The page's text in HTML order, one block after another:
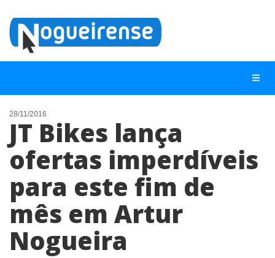
NOTÍCIAS
LISTA DIGITAL
QUEM SOMOS
CONTATO
ANUNCIE
28/11/2016
JT Bikes lança
ofertas imperdíveis
para este fim de
mês em Artur
Nogueira